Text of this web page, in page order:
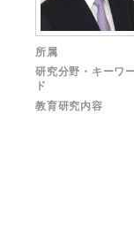
所属
研究分野・キーワ
ド
教育研究内容